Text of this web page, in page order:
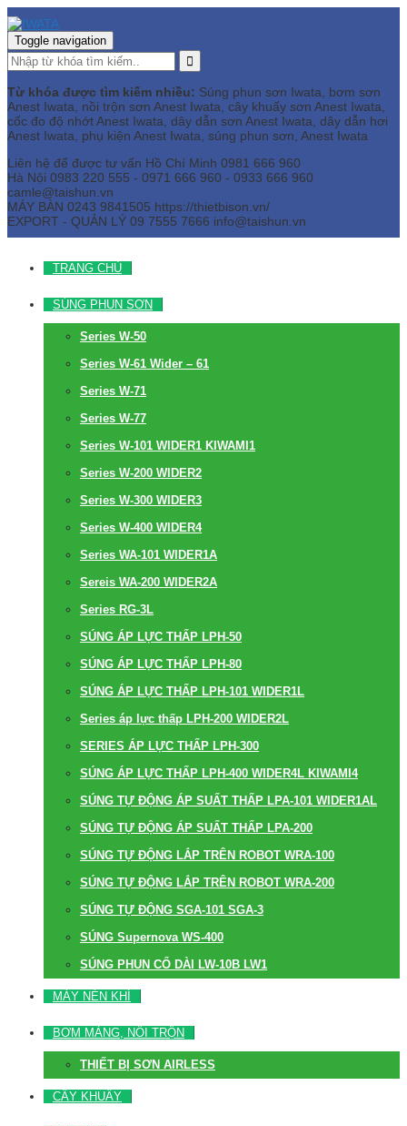
Toggle navigation
Từ khóa được tìm kiếm nhiều: Súng phun sơn Iwata, bơm sơn
Anest Iwata, nồi trộn sơn Anest Iwata, cây khuấy sơn Anest Iwata,
cốc đo độ nhớt Anest Iwata, dây dẫn sơn Anest Iwata, dây dẫn hơi
Anest Iwata, phụ kiện Anest Iwata, súng phun sơn, Anest Iwata
Liên hệ để được tư vấn Hồ Chí Minh 0981 666 960
Hà Nội 0983 220 555 - 0971 666 960 - 0933 666 960
camle@taishun.vn
MÁY BÀN 0243 9841505 https://thietbison.vn/
EXPORT - QUẢN LÝ 09 7555 7666 info@taishun.vn
TRANG CHỦ
SÚNG PHUN SƠN
Series W-50
Series W-61 Wider – 61
Series W-71
Series W-77
Series W-101 WIDER1 KIWAMI1
Series W-200 WIDER2
Series W-300 WIDER3
Series W-400 WIDER4
Series WA-101 WIDER1A
Sereis WA-200 WIDER2A
Series RG-3L
SÚNG ÁP LỰC THẤP LPH-50
SÚNG ÁP LỰC THẤP LPH-80
SÚNG ÁP LỰC THẤP LPH-101 WIDER1L
Series áp lực thấp LPH-200 WIDER2L
SERIES ÁP LỰC THẤP LPH-300
SÚNG ÁP LỰC THẤP LPH-400 WIDER4L KIWAMI4
SÚNG TỰ ĐỘNG ÁP SUẤT THẤP LPA-101 WIDER1AL
SÚNG TỰ ĐỘNG ÁP SUẤT THẤP LPA-200
SÚNG TỰ ĐỘNG LẮP TRÊN ROBOT WRA-100
SÚNG TỰ ĐỘNG LẮP TRÊN ROBOT WRA-200
SÚNG TỰ ĐỘNG SGA-101 SGA-3
SÚNG Supernova WS-400
SÚNG PHUN CỔ DÀI LW-10B LW1
MÁY NÉN KHÍ
BƠM MÀNG, NỒI TRỘN
THIẾT BỊ SƠN AIRLESS
CÂY KHUẤY